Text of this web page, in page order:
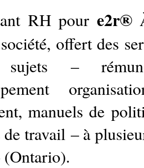
RH pour e2r®
offert des
–
manuels de
travail – à